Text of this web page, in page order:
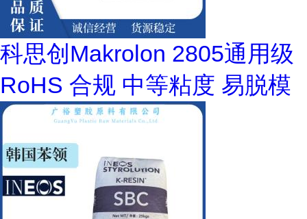
科思创Makrolon 2805通用级
RoHS 合规 中等粘度 易脱模